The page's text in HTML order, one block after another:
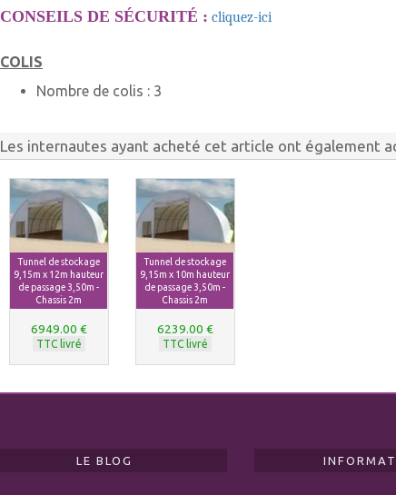
CONSEILS DE SÉCURITÉ : cliquez-ici
COLIS
Nombre de colis : 3
Les internautes ayant acheté cet article ont également
Tunnel de stockage
9,15m x 12m hauteur
de passage 3,50m -
Chassis 2m
6949.00 €
TTC livré
Tunnel de stockage
9,15m x 10m hauteur
de passage 3,50m -
Chassis 2m
6239.00 €
TTC livré
LE BLOG